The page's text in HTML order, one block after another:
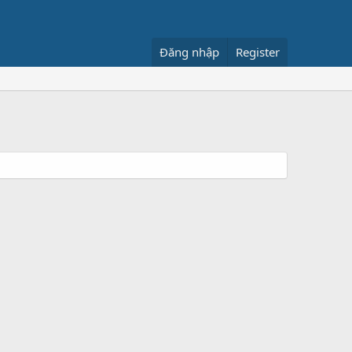
Đăng nhập Register